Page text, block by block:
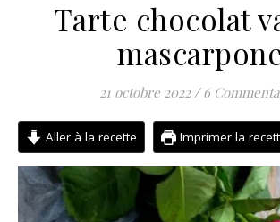
Tarte chocolat
21 octobre 2022 / 6
Aller à la recette Imprimer la